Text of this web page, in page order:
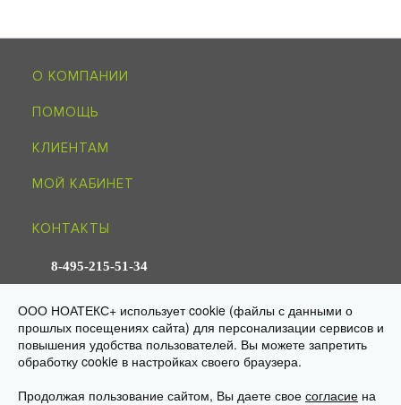
О КОМПАНИИ
ПОМОЩЬ
КЛИЕНТАМ
МОЙ КАБИНЕТ
КОНТАКТЫ
8-495-215-51-34
info@noagroup.ru
© 2009—2026 «НОАТЕКС+» — трикотаж оптом от производителя
Юр. адрес: 125581, г. Москва, ул. Ляпидевского, д. 4, кв. 158
Склад/самовывоз: 141595, МО, Солнечногорск, дер. Ложки,
«Есипово», стр. 16А, пом. 3
ООО НОАТЕКС+ использует cookie (файлы с данными о
прошлых посещениях сайта) для персонализации сервисов и
повышения удобства пользователей. Вы можете запретить
обработку cookie в настройках своего браузера.
Продолжая пользование сайтом, Вы даете свое согласие на